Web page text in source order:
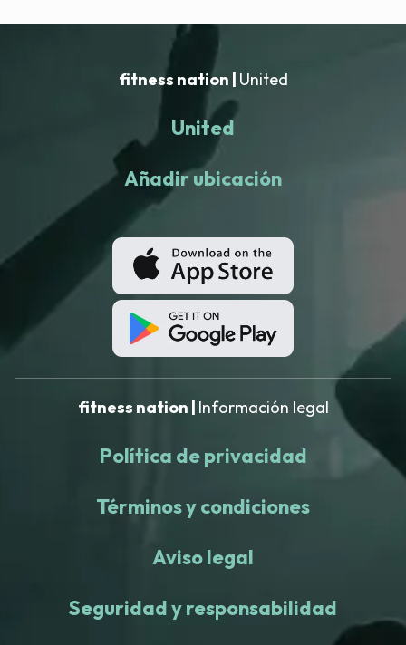
fitness nation | United
United
Añadir ubicación
fitness nation | Información legal
Política de privacidad
Términos y condiciones
Aviso legal
Seguridad y responsabilidad